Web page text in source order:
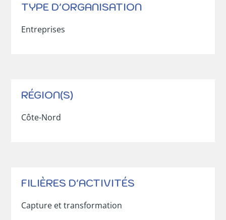
RÉGION(S)
Côte-Nord
FILIÈRES D'ACTIVITÉS
Capture et transformation
TYPE D'ORGANISATION
Entreprises